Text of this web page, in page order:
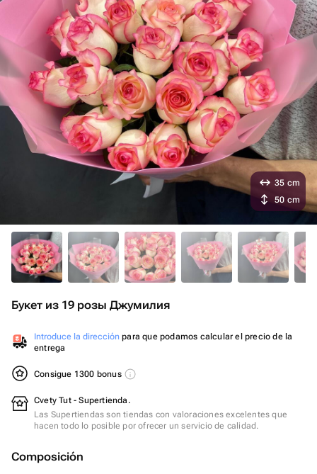
Букет из 19 розы Джумилия
Introduce la dirección para que podamos calcular el precio de la
entrega
Consigue 1300 bonus
Cvety Tut - Supertienda.
Las Supertiendas son tiendas con valoraciones excelentes que
hacen todo lo posible por ofrecer un servicio de calidad.
Composición
35 cm
50 cm